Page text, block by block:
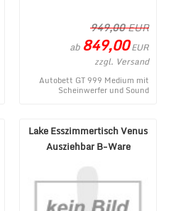
949,00EUR
ab 849,00EUR
zzgl. Versand
Autobett GT 999 Medium mit
Scheinwerfer und Sound
Lake Esszimmertisch Venus
Ausziehbar B-Ware